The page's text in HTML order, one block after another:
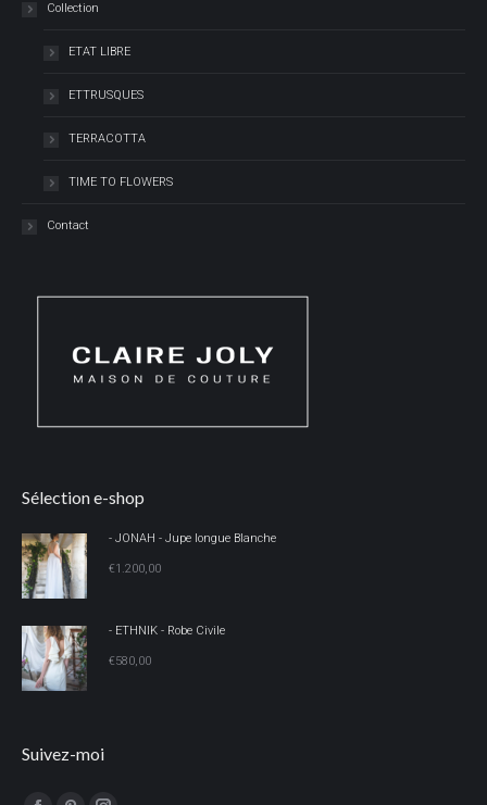
Collection
ETAT LIBRE
ETTRUSQUES
TERRACOTTA
TIME TO FLOWERS
Contact
Sélection e-shop
- JONAH - Jupe longue Blanche
€1.200,00
- ETHNIK - Robe Civile
€580,00
Suivez-moi
Trouvez nous sur :